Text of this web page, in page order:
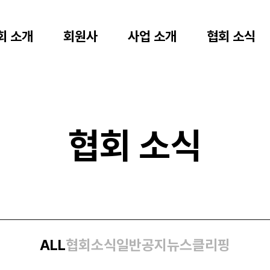
소개 회원사 사업 소개 협회 소식
협회 소식
ALL협회소식일반공지 뉴스클리핑